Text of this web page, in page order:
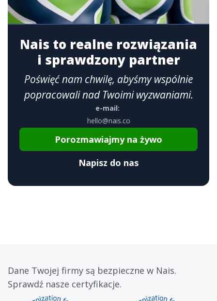
Nais to realne rozwiązania
i sprawdzony partner
Poświęć nam chwilę, abyśmy wspólnie
popracowali nad Twoimi wyzwaniami.
e-mail:
hello@nais.co
Porozmawiajmy na żywo
Napisz do nas
Dane Twojej firmy są bezpieczne w Nais.
Sprawdź nasze certyfikacje.